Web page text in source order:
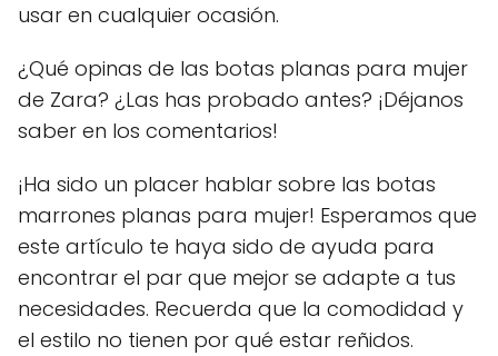
usar en cualquier ocasión.
¿Qué opinas de las botas planas para mujer
de Zara? ¿Las has probado antes? ¡Déjanos
saber en los comentarios!
¡Ha sido un placer hablar sobre las botas
marrones planas para mujer! Esperamos que
este artículo te haya sido de ayuda para
encontrar el par que mejor se adapte a tus
necesidades. Recuerda que la comodidad y
el estilo no tienen por qué estar reñidos.